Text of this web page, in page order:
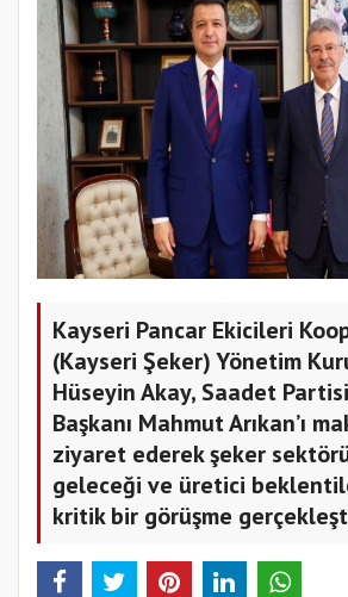
Kayseri Pancar Ekicileri
(Kayseri Şeker) Yönetim
Hüseyin Akay, Saadet
Başkanı Mahmut Arıkan’ı
ziyaret ederek şeker
geleceği ve üretici
kritik bir görüşme